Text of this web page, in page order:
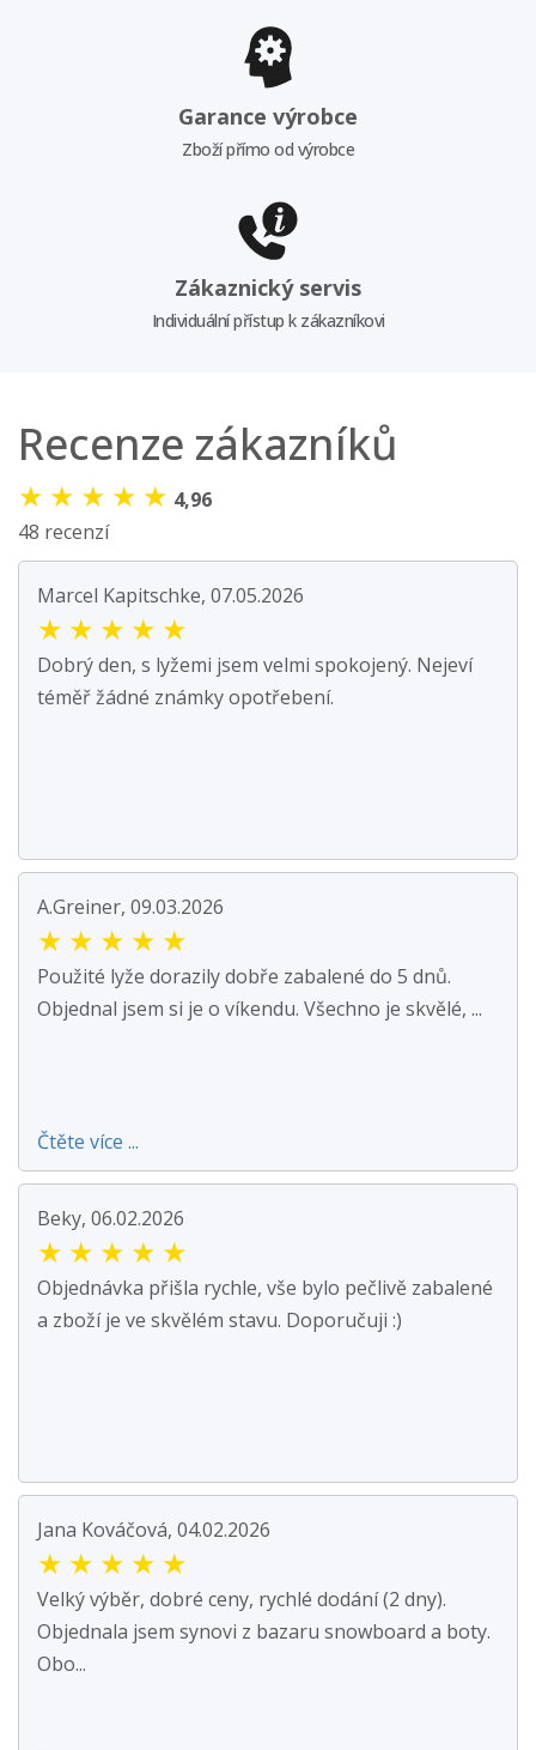
Garance výrobce
Zboží přímo od výrobce
Zákaznický servis
Individuální přístup k zákazníkovi
Recenze zákazníků
★ ★ ★ ★ ★ 4,96
48 recenzí
Marcel Kapitschke, 07.05.2026
★ ★ ★ ★ ★
Dobrý den, s lyžemi jsem velmi spokojený. Nejeví
téměř žádné známky opotřebení.
A.Greiner, 09.03.2026
★ ★ ★ ★ ★
Použité lyže dorazily dobře zabalené do 5 dnů.
Objednal jsem si je o víkendu. Všechno je skvělé, ...
Čtěte více ...
Beky, 06.02.2026
★ ★ ★ ★ ★
Objednávka přišla rychle, vše bylo pečlivě zabalené
a zboží je ve skvělém stavu. Doporučuji :)
Jana Kováčová, 04.02.2026
★ ★ ★ ★ ★
Velký výběr, dobré ceny, rychlé dodání (2 dny).
Objednala jsem synovi z bazaru snowboard a boty.
Obo...